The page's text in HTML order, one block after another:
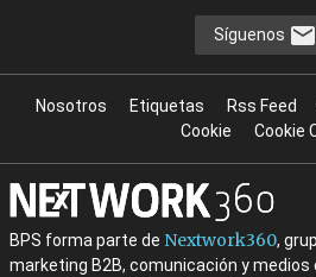
Síguenos
Nosotros Etiquetas Rss Feed
Cookie
Cookie
BPS forma parte de Nextwork360,
marketing B2B, comunicación y medios